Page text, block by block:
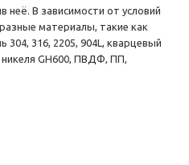
неё. В зависимости от условий
материалы, такие как
316, 2205, 904L, кварцевый
никеля GH600, ПВДФ, ПП,